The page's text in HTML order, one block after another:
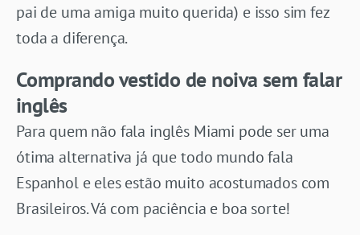
pai de uma amiga muito querida) e isso sim fez
toda a diferença.
Comprando vestido de noiva sem falar
inglês
Para quem não fala inglês Miami pode ser uma
ótima alternativa já que todo mundo fala
Espanhol e eles estão muito acostumados com
Brasileiros. Vá com paciência e boa sorte!